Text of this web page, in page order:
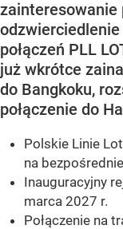
zainteresowanie
połączeń PLL
już wkrótce
do Bangkoku,
połączenie do
Polskie Linie
na
Inauguracyjny
marca 2027 r.
Połączenie na